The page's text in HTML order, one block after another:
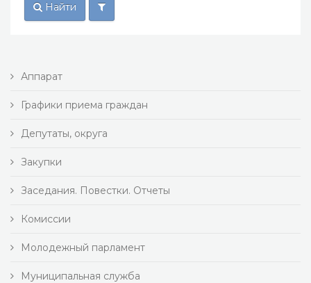
Найти
Аппарат
Графики приема граждан
Депутаты, округа
Закупки
Заседания. Повестки. Отчеты
Комиссии
Молодежный парламент
Муниципальная служба